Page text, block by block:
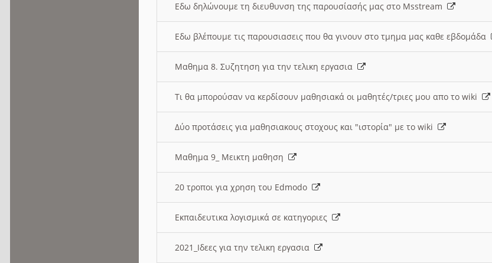
Εδω δηλώνουμε τη διευθυνση της παρουσίασής μας στο Msstream
Εδω βλέπουμε τις παρουσιασεις που θα γινουν στο τμημα μας καθε εβδομάδα
Μαθημα 8. Συζητηση για την τελικη εργασια
Τι θα μπορούσαν να κερδίσουν μαθησιακά οι μαθητές/τριες μου απο το wiki
Δύο προτάσεις για μαθησιακους στοχους και "ιστορία" με το wiki
Μαθημα 9_ Μεικτη μαθηση
20 τροποι για χρηση του Edmodo
Εκπαιδευτικα λογισμικά σε κατηγοριες
2021_Ιδεες για την τελικη εργασια